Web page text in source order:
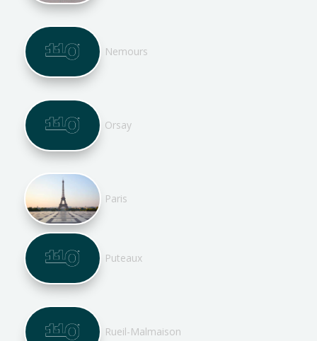
Nemours
Orsay
Paris
Puteaux
Rueil-Malmaison